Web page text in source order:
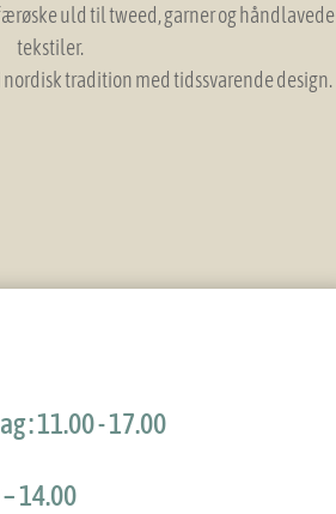
uld til tweed, garner og håndlavede
tekstiler.
tradition med tidssvarende design.
​: 11.00 - 17.00
14.00